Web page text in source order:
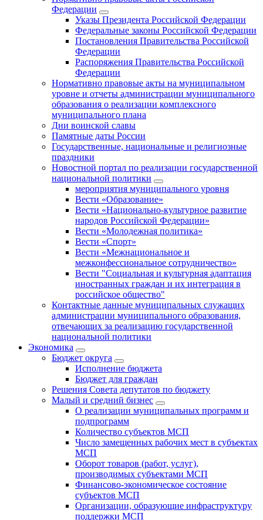
Федерации
Указы Президента Российской Федерации
Федеральные законы Российской Федерации
Постановления Правительства Российской
Федерации
Распоряжения Правительства Российской
Федерации
Нормативно правовые акты на муниципальном
уровне и отчеты администрации муниципального
образования о реализации комплексного
муниципального плана
Дни воинской славы
Памятные даты России
Государственные, национальные и религиозные
праздники
Новостной портал по реализации государственной
национальной политики
мероприятия муниципального уровня
Вести «Образование»
Вести «Национально-культурное развитие
народов Российской Федерации»
Вести «Молодежная политика»
Вести «Спорт»
Вести «Межнациональное и
межконфессиональное сотрудничество»
Вести "Социальная и культурная адаптация
иностранных граждан и их интеграция в
российское общество"
Контактные данные муниципальных служащих
администрации муниципального образования,
отвечающих за реализацию государственной
национальной политики
Экономика
Бюджет округa
Исполнение бюджета
Бюджет для граждан
Решения Совета депутатов по бюджету
Малый и средний бизнес
О реализации муниципальных программ и
подпрограмм
Количество субъектов МСП
Число замещенных рабочих мест в субъектах
МСП
Оборот товаров (работ, услуг),
производимых субъектами МСП
Финансово-экономическое состояние
субъектов МСП
Организации, образующие инфраструктуру
поддержки МСП